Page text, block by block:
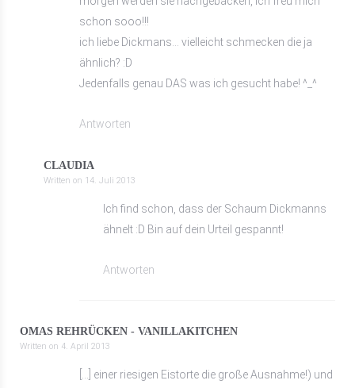
schon sooo!!!
ich liebe Dickmans… vielleicht schmecken die ja
ähnlich? :D
Jedenfalls genau DAS was ich gesucht habe! ^_^
Antworten
CLAUDIA
Written on 14. Juli 2013
Ich find schon, dass der Schaum Dickmanns
ähnelt :D Bin auf dein Urteil gespannt!
Antworten
OMAS REHRÜCKEN - VANILLAKITCHEN
Written on 4. April 2013
[…] einer riesigen Eistorte die große Ausnahme!) und